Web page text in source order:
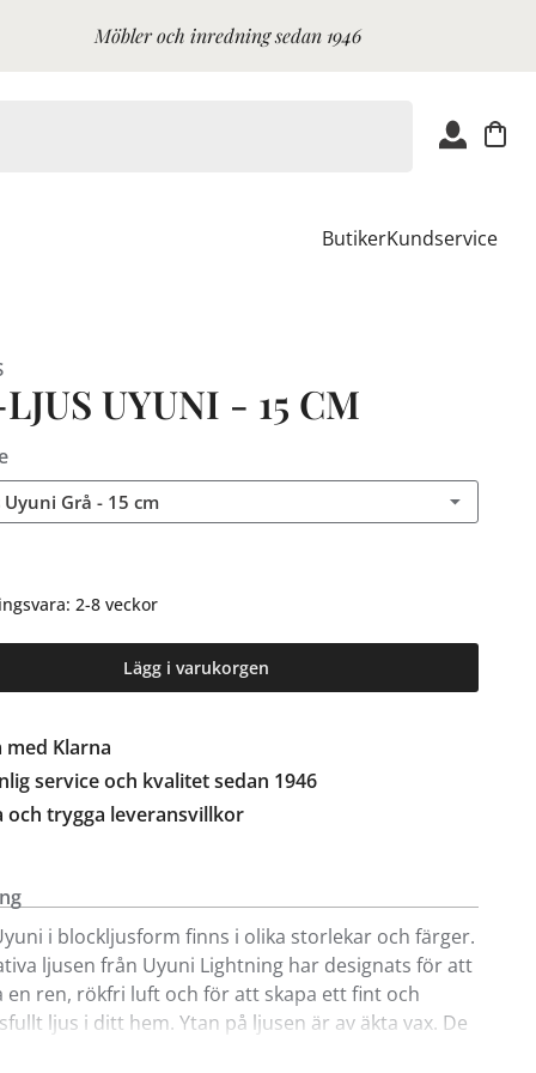
Möbler och inredning sedan 1946
ButikerKundservice
UYUNI - 15 CM
Uyuni Grå - 15 cm
2-8 veckor
Lägg i varukorgen
med Klarna
service och kvalitet sedan 1946
och trygga leveransvillkor
i blockljusform finns i olika storlekar och färger.
ljusen från Uyuni Lightning har designats för att
en ren, rökfri luft och för att skapa ett fint och
ljus i ditt hem. Ytan på ljusen är av äkta vax. De